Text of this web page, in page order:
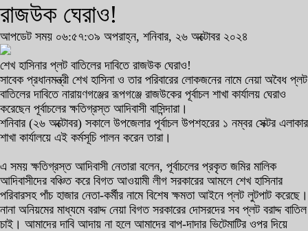
রাজউক ঘেরাও!
আপডেট সময় ০৬:৫৭:৩৯ অপরাহ্ন, শনিবার, ২৬ অক্টোবর ২০২৪
শেখ হাসিনার প্লট বাতিলের দাবিতে রাজউক ঘেরাও!
সাবেক প্রধানমন্ত্রী শেখ হাসিনা ও তার পরিবারের লোকজনের নামে নেয়া অবৈধ প্লট
বাতিলের দাবিতে নারায়ণগঞ্জের রূপগঞ্জে রাজউকের পূর্বাচল শাখা কার্যালয় ঘেরাও
করেছেন পূর্বাচলের ক্ষতিগ্রস্ত আদিবাসী বাসিন্দারা।
শনিবার (২৬ অক্টোবর) সকালে উপজেলার পূর্বাচল উপশহরের ১ নম্বর সেক্টর এলাকার
শাখা কার্যালয়ে এই কর্মসূচি পালন করেন তারা।
এ সময় ক্ষতিগ্রস্ত আদিবাসী নেতারা বলেন, পূর্বাচলের প্রকৃত জমির মালিক
আদিবাসীদের বঞ্চিত করে বিগত আওয়ামী লীগ সরকারের আমলে শেখ হাসিনার
পরিবারসহ পাঁচ হাজার নেতা-কর্মীর নামে বিশেষ ক্ষমতা আইনে প্লট লুটপাট করেছে।
নানা অনিয়মের মাধ্যমে বরাদ্দ নেয়া বিগত সরকারের দোসরদের সব প্লট বরাদ্দ বাতিল
চাই। আমাদের দাবি আদায় না হলে আমাদের বাপ-দাদার ভিটেমাটির ওপর দিয়ে